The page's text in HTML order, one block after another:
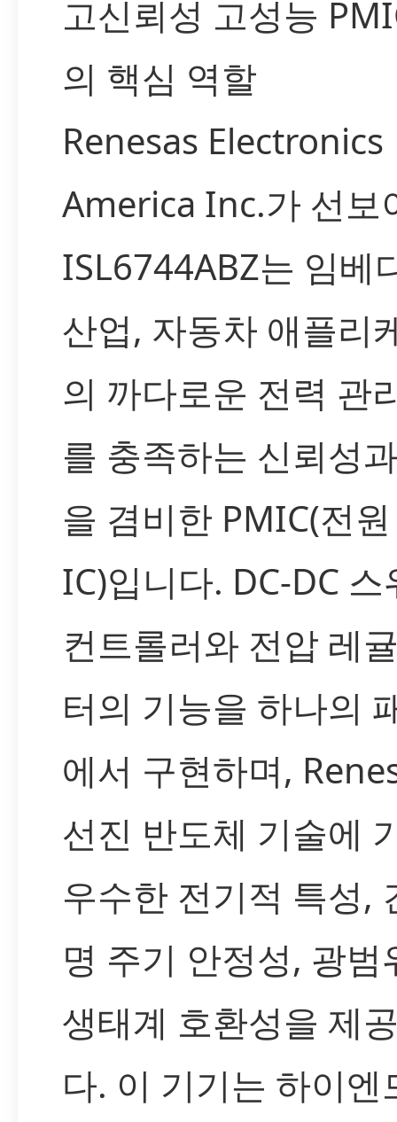
고신뢰성 고성능
의 핵심 역할
Renesas Electronics
America Inc.가 선보
ISL6744ABZ는 임베
산업, 자동차 애플리
의 까다로운 전력 관
를 충족하는 신뢰성
을 겸비한 PMIC(전
IC)입니다. DC-DC 스
컨트롤러와 전압 레
터의 기능을 하나의
에서 구현하며,
선진 반도체 기술에
우수한 전기적 특성,
명 주기 안정성, 광범
생태계 호환성을 제
다. 이 기기는 하이엔